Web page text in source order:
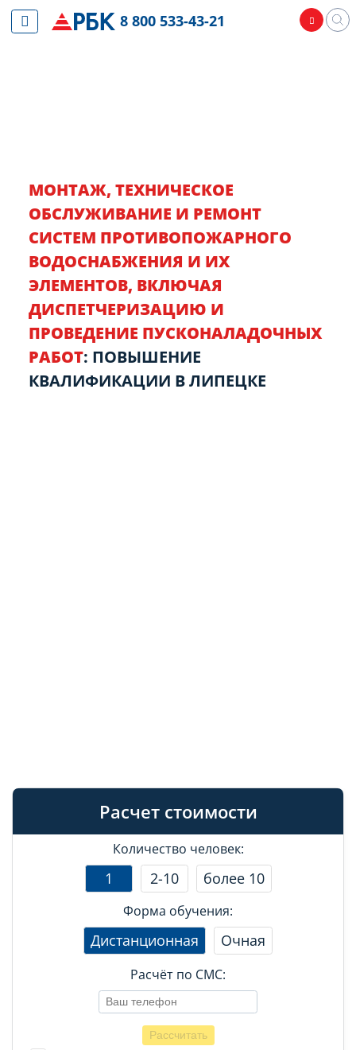
МОНТАЖ, ТЕХНИЧЕСКОЕ
ОБСЛУЖИВАНИЕ И РЕМОНТ
СИСТЕМ ПРОТИВОПОЖАРНОГО
ВОДОСНАБЖЕНИЯ И ИХ
ЭЛЕМЕНТОВ, ВКЛЮЧАЯ
ДИСПЕТЧЕРИЗАЦИЮ И
ПРОВЕДЕНИЕ ПУСКОНАЛАДОЧНЫХ
РАБОТ: ПОВЫШЕНИЕ
КВАЛИФИКАЦИИ В ЛИПЕЦКЕ
Расчет стоимости
Количество человек:
1 2-10 более 10
Форма обучения:
Дистанционная Очная
Расчёт по СМС:
8 800 533-43-21